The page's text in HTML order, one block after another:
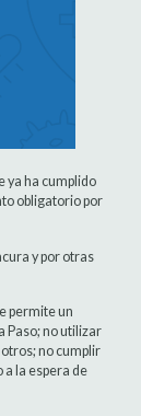
ya ha cumplido
obligatorio por
y por otras
permite un
Paso; no utilizar
no cumplir
la espera de